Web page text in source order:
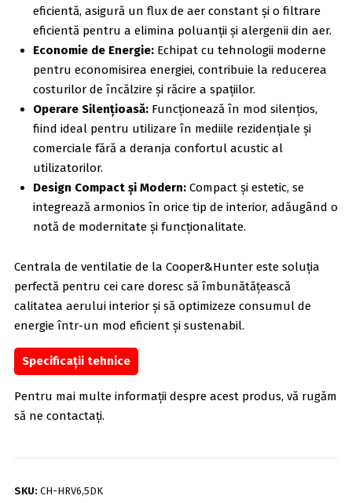
eficientă, asigură un flux de aer constant și o filtrare
eficientă pentru a elimina poluanții și alergenii din aer.
Economie de Energie:Echipat cu tehnologii moderne
pentru economisirea energiei, contribuie la reducerea
costurilor de încălzire și răcire a spațiilor.
Operare Silențioasă:Funcționează în mod silențios,
fiind ideal pentru utilizare în mediile rezidențiale și
comerciale fără a deranja confortul acustic al
utilizatorilor.
Design Compact și Modern:Compact și estetic, se
integrează armonios în orice tip de interior, adăugând o
notă de modernitate și funcționalitate.
Centrala de ventilatie de la Cooper&Hunter este soluția
perfectă pentru cei care doresc să îmbunătățească
calitatea aerului interior și să optimizeze consumul de
energie într-un mod eficient și sustenabil.
Specificații tehnice
Pentru mai multe informații despre acest produs, vă rugăm
să ne contactați.
SKU: CH-HRV6,5DK